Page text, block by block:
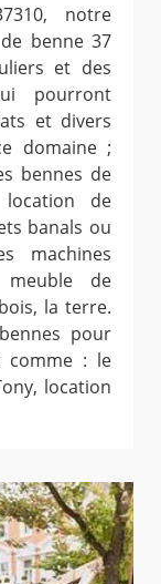
notre
benne 37
et des
pourront
et divers
domaine ;
bennes de
location de
banals ou
machines
meuble de
la terre.
pour
comme : le
location